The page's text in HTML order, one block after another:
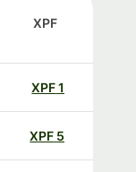
XPF
XPF
XPF